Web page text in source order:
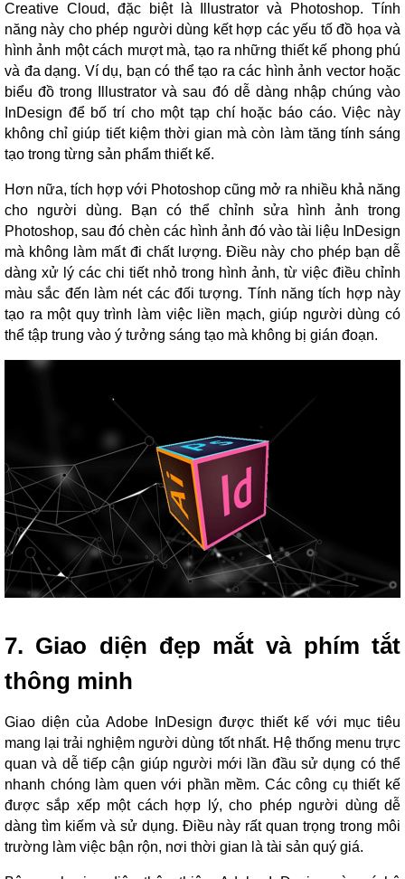
Creative Cloud, đặc biệt là Illustrator và Photoshop. Tính
năng này cho phép người dùng kết hợp các yếu tố đồ họa và
hình ảnh một cách mượt mà, tạo ra những thiết kế phong phú
và đa dạng. Ví dụ, bạn có thể tạo ra các hình ảnh vector hoặc
biểu đồ trong Illustrator và sau đó dễ dàng nhập chúng vào
InDesign để bố trí cho một tạp chí hoặc báo cáo. Việc này
không chỉ giúp tiết kiệm thời gian mà còn làm tăng tính sáng
tạo trong từng sản phẩm thiết kế.
Hơn nữa, tích hợp với Photoshop cũng mở ra nhiều khả năng
cho người dùng. Bạn có thể chỉnh sửa hình ảnh trong
Photoshop, sau đó chèn các hình ảnh đó vào tài liệu InDesign
mà không làm mất đi chất lượng. Điều này cho phép bạn dễ
dàng xử lý các chi tiết nhỏ trong hình ảnh, từ việc điều chỉnh
màu sắc đến làm nét các đối tượng. Tính năng tích hợp này
tạo ra một quy trình làm việc liền mạch, giúp người dùng có
thể tập trung vào ý tưởng sáng tạo mà không bị gián đoạn.
7. Giao diện đẹp mắt và phím tắt
thông minh
Giao diện của Adobe InDesign được thiết kế với mục tiêu
mang lại trải nghiệm người dùng tốt nhất. Hệ thống menu trực
quan và dễ tiếp cận giúp người mới lần đầu sử dụng có thể
nhanh chóng làm quen với phần mềm. Các công cụ thiết kế
được sắp xếp một cách hợp lý, cho phép người dùng dễ
dàng tìm kiếm và sử dụng. Điều này rất quan trọng trong môi
trường làm việc bận rộn, nơi thời gian là tài sản quý giá.